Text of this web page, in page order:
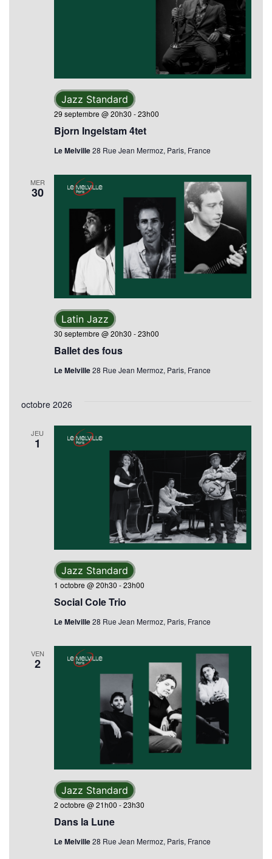
Bjorn Ingelstam 4tet
29 septembre @ 20h30 -23h00
Jazz Standard
Le Melville28 Rue Jean Mermoz, Paris, France
MER
30
Ballet des fous
30 septembre @ 20h30 -23h00
Latin Jazz
Le Melville28 Rue Jean Mermoz, Paris, France
octobre 2026
JEU
1
Social Cole Trio
1 octobre @ 20h30 -23h00
Jazz Standard
Le Melville28 Rue Jean Mermoz, Paris, France
VEN
2
Dans la Lune
2 octobre @ 21h00 -23h30
Jazz Standard
Le Melville28 Rue Jean Mermoz, Paris, France